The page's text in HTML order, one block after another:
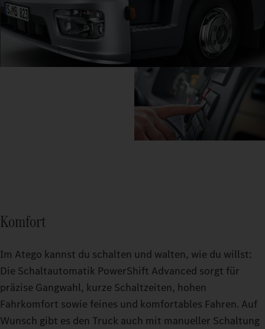
Komfort
Im Atego kannst du schalten und walten, wie du willst:
Die Schaltautomatik PowerShift Advanced sorgt für
präzise Gangwahl, kurze Schaltzeiten, hohen
Fahrkomfort sowie feines und komfortables Fahren. Auf
Wunsch gibt es den Truck auch mit manueller Schaltung